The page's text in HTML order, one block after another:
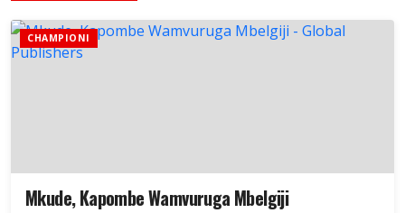
CHAMPIONI
Mkude, Kapombe Wamvuruga Mbelgiji